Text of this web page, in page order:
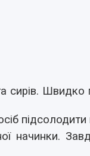
сирів.
начинки.